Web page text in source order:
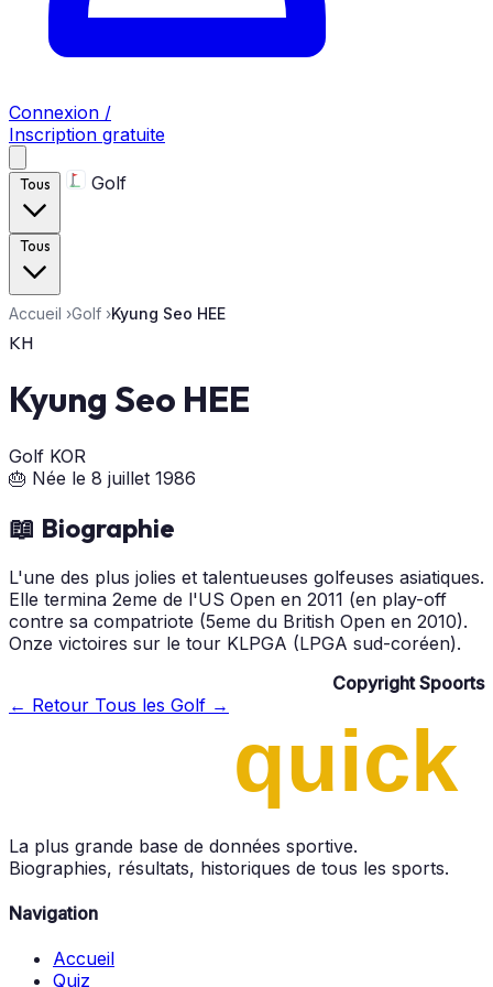
Connexion /
Inscription gratuite
Tous Golf
Tous
Accueil ›Golf ›Kyung Seo HEE
KH
Kyung Seo HEE
Golf KOR
🎂 Née le 8 juillet 1986
📖 Biographie
L'une des plus jolies et talentueuses golfeuses asiatiques.
Elle termina 2eme de l'US Open en 2011 (en play-off
contre sa compatriote (5eme du British Open en 2010).
Onze victoires sur le tour KLPGA (LPGA sud-coréen).
Copyright Spoorts
← Retour Tous les Golf →
La plus grande base de données sportive.
Biographies, résultats, historiques de tous les sports.
Navigation
Accueil
Quiz